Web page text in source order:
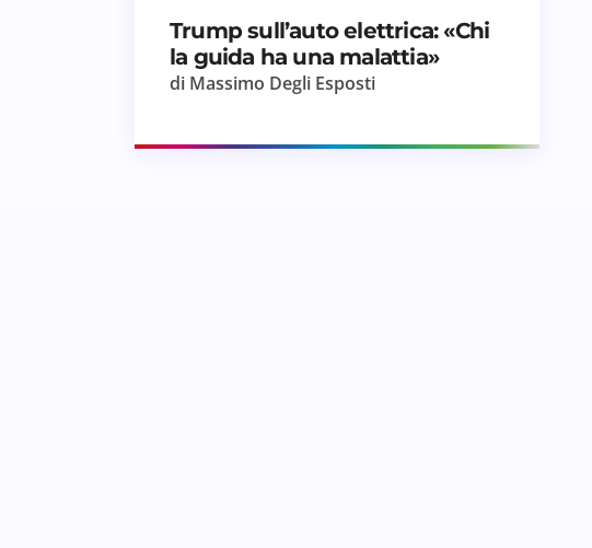
Trump sull’auto elettrica: «Chi
la guida ha una malattia»
di Massimo Degli Esposti